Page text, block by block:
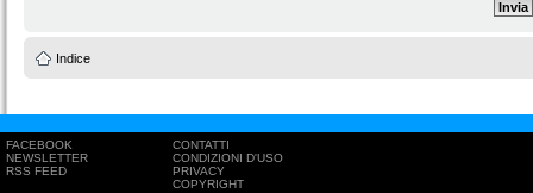
Indice
FACEBOOK
NEWSLETTER
RSS FEED
CONTATTI
CONDIZIONI D'USO
PRIVACY
COPYRIGHT